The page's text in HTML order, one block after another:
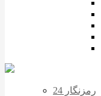
رمزنگار 24